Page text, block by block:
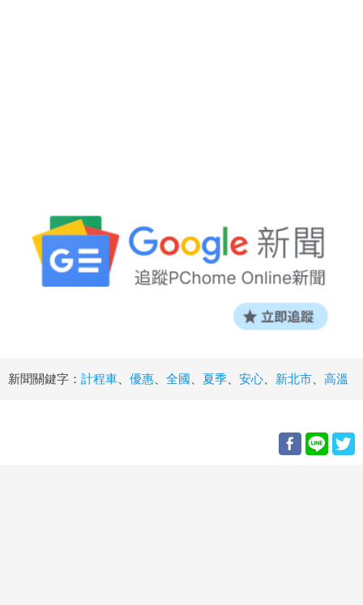
新聞關鍵字： 計程車 優惠 全國 夏季 安心 新北市 高溫